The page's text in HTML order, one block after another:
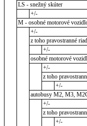
LS - snežný skúter
+/-
M - osobné motorové
+/-
z toho pravostranné
+/-
osobné motorové
+/-
z toho
+/-
autobusy M2, M3,
+/-
z toho
+/-